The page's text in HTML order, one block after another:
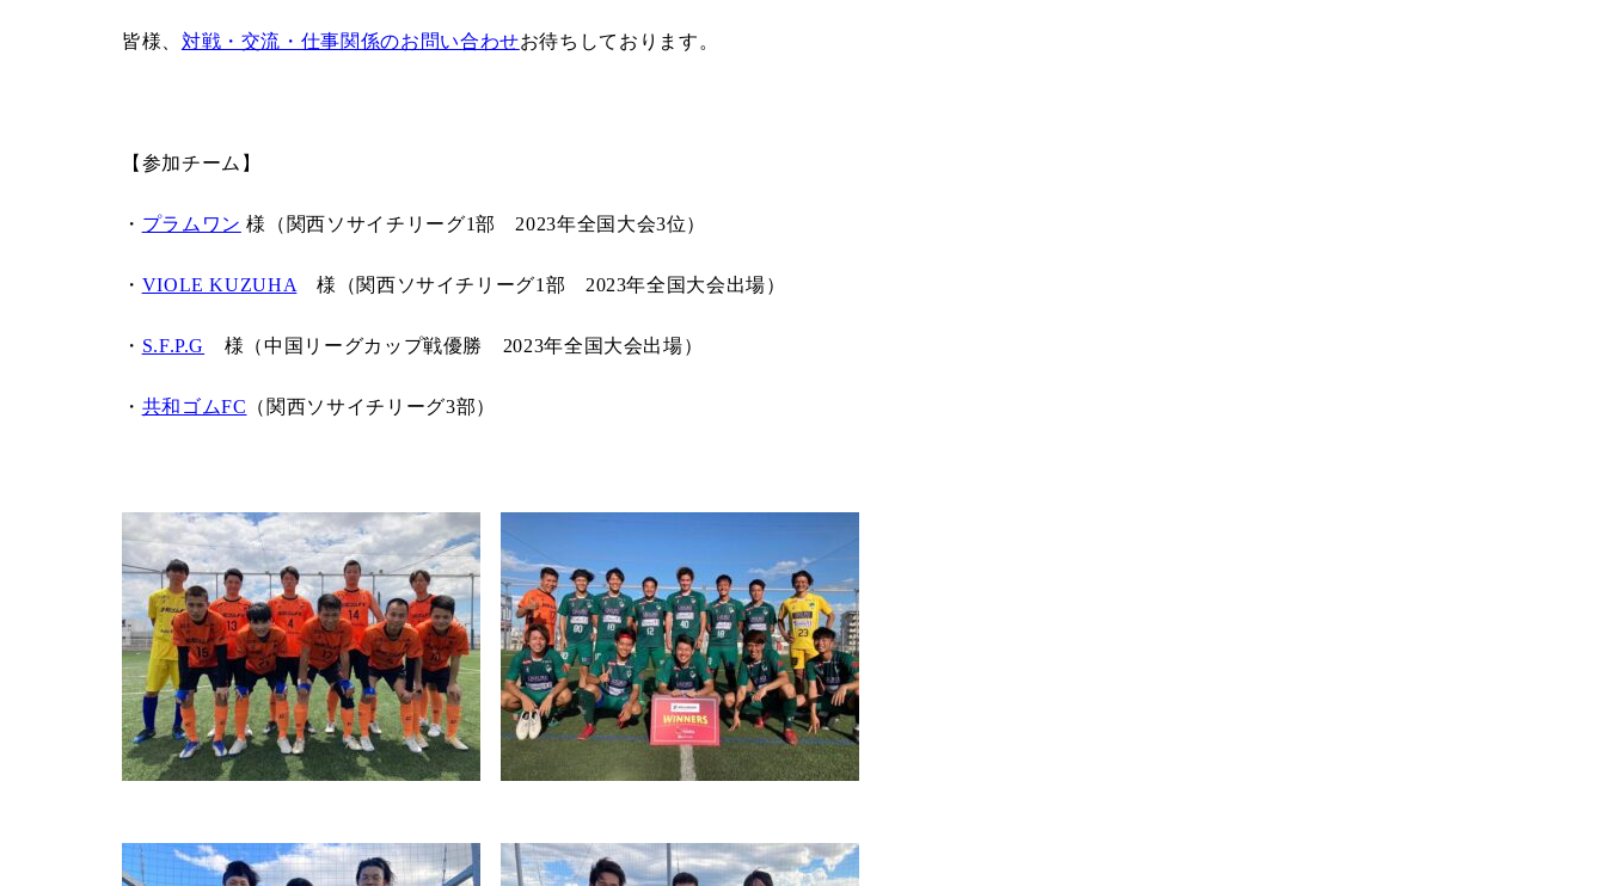
皆様、 対戦・交流・仕事関係のお問い合わせお待ちしております。
【参加チーム】
・ プラムワン 様（関西ソサイチリーグ1部 2023年全国大会3位）
・ VIOLE KUZUHA 様（関西ソサイチリーグ1部 2023年全国大会出場）
・ S.F.P.G 様（中国リーグカップ戦優勝 2023年全国大会出場）
・ 共和ゴムFC （関西ソサイチリーグ3部）